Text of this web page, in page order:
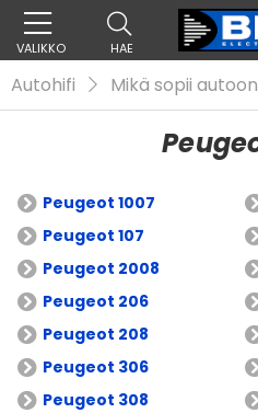
VALIKKO HAE
Autohifi Mikä sopii
Peugeot 1007
Peugeot 107
Peugeot 2008
Peugeot 206
Peugeot 208
Peugeot 306
Peugeot 308